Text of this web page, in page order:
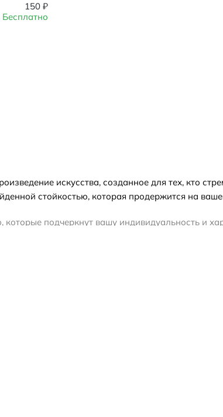
150 ₽
Бесплатно
искусства, созданное для тех, кто
стойкостью, которая продержится на
подчеркнут вашу индивидуальность и
во всей своей красе.
в себе богатое наследие и современные